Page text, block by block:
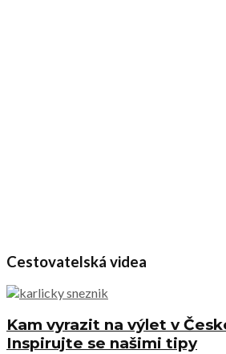
Cestovatelská videa
Kam vyrazit na výlet v
Inspirujte se našimi tipy